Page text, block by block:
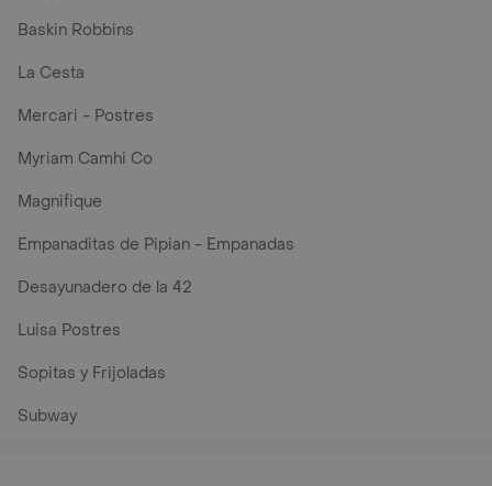
Baskin Robbins
La Cesta
Mercari - Postres
Myriam Camhi Co
Magnifique
Empanaditas de Pipian - Empanadas
Desayunadero de la 42
Luisa Postres
Sopitas y Frijoladas
Subway